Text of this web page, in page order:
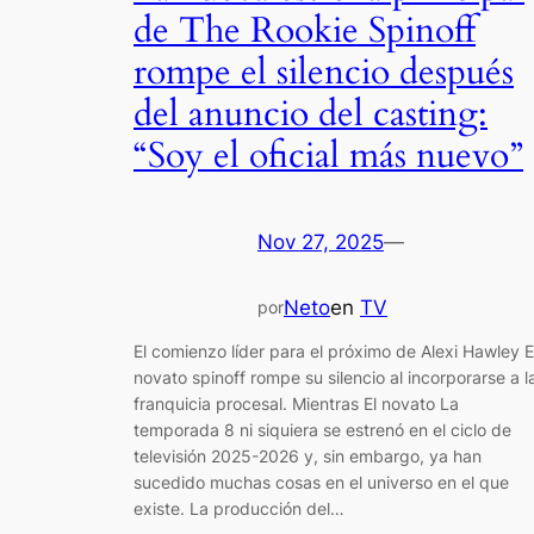
de The Rookie Spinoff
rompe el silencio después
del anuncio del casting:
“Soy el oficial más nuevo”
Nov 27, 2025—
porNetoen TV
El comienzo líder para el próximo de Alexi Hawley
novato spinoff rompe su silencio al incorporarse a
franquicia procesal. Mientras El novato La
temporada 8 ni siquiera se estrenó en el ciclo de
televisión 2025-2026 y, sin embargo, ya han
sucedido muchas cosas en el universo en el que
existe. La producción del…